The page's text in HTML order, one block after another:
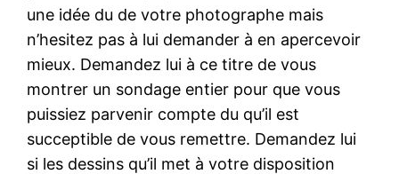
une idée du de votre photographe mais
n’hesitez pas à lui demander à en apercevoir
mieux. Demandez lui à ce titre de vous
montrer un sondage entier pour que vous
puissiez parvenir compte du qu’il est
succeptible de vous remettre. Demandez lui
si les dessins qu’il met à votre disposition